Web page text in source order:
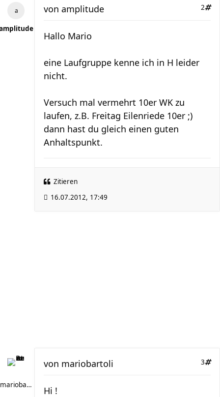
2
von amplitude
Hallo Mario
eine Laufgruppe kenne ich in H leider
nicht.
Versuch mal vermehrt 10er WK zu
laufen, z.B. Freitag Eilenriede 10er ;)
dann hast du gleich einen guten
Anhaltspunkt.
Zitieren
16.07.2012, 17:49
mariobartoli
3
von mariobartoli
Hi !